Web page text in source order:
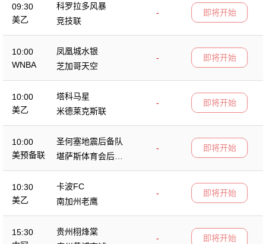
09:30
美乙
科罗拉多风暴
-
竞技联
即将开始
10:00
WNBA
凤凰城水银
-
芝加哥天空
即将开始
10:00
美乙
塔科马星
-
米德莱克斯联
即将开始
10:00
美预备联
圣何塞地震后备队
-
堪萨斯体育会后备
队
即将开始
10:30
美乙
卡波FC
-
南加州老鹰
即将开始
15:30
贵州栩烽棠
-
即将开始